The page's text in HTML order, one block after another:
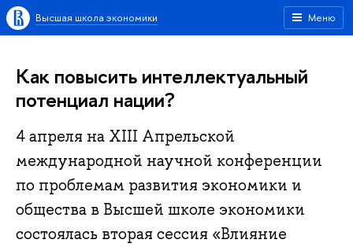
Меню
Высшая школа экономики
Как повысить интеллектуальный
потенциал нации?
4 апреля на XIII Апрельской
международной научной конференции
по проблемам развития экономики и
общества в Высшей школе экономики
состоялась вторая сессия «Влияние